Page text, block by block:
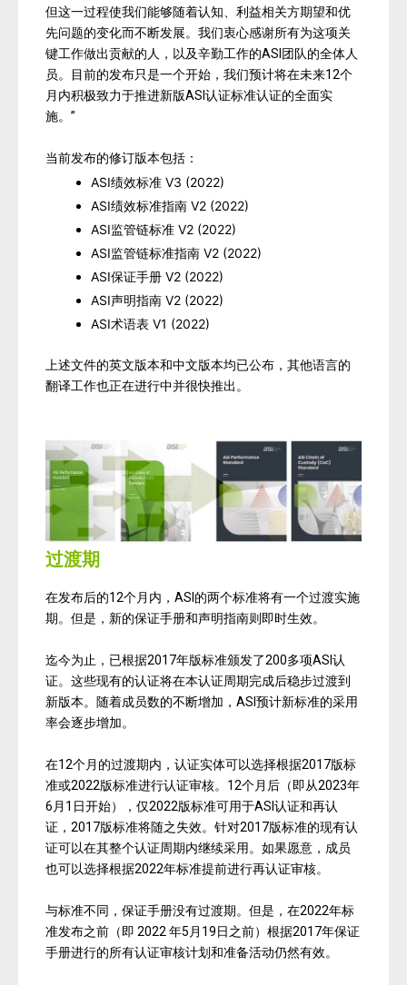
但这一过程使我们能够随着认知、利益相关方期望和优
先问题的变化而不断发展。我们衷心感谢所有为这项关
键工作做出贡献的人，以及辛勤工作的ASI团队的全体人
员。目前的发布只是一个开始，我们预计将在未来12个
月内积极致力于推进新版ASI认证标准认证的全面实
施。”
当前发布的修订版本包括：
ASI绩效标准 V3 (2022)
ASI绩效标准指南 V2 (2022)
ASI监管链标准 V2 (2022)
ASI监管链标准指南 V2 (2022)
ASI保证手册 V2 (2022)
ASI声明指南 V2 (2022)
ASI术语表 V1 (2022)
上述文件的英文版本和中文版本均已公布，其他语言的
翻译工作也正在进行中并很快推出。
过渡期
在发布后的12个月内，ASI的两个标准将有一个过渡实施
期。但是，新的保证手册和声明指南则即时生效。
迄今为止，已根据2017年版标准颁发了200多项ASI认
证。这些现有的认证将在本认证周期完成后稳步过渡到
新版本。随着成员数的不断增加，ASI预计新标准的采用
率会逐步增加。
在12个月的过渡期内，认证实体可以选择根据2017版标
准或2022版标准进行认证审核。12个月后（即从2023年
6月1日开始），仅2022版标准可用于ASI认证和再认
证，2017版标准将随之失效。针对2017版标准的现有认
证可以在其整个认证周期内继续采用。如果愿意，成员
也可以选择根据2022年标准提前进行再认证审核。
与标准不同，保证手册没有过渡期。但是，在2022年标
准发布之前（即 2022 年5月19日之前）根据2017年保证
手册进行的所有认证审核计划和准备活动仍然有效。